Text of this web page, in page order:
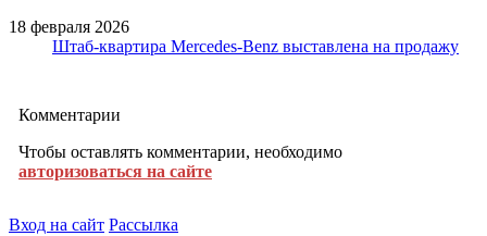
18 февраля 2026
Штаб-квартира Mercedes-Benz выставлена на продажу
Комментарии
Чтобы оставлять комментарии, необходимо
авторизоваться на сайте
Вход на сайт Рассылка